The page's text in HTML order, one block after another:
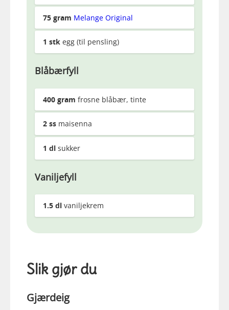
75 gram Melange Original
1 stk egg (til pensling)
Blåbærfyll
400 gram frosne blåbær, tinte
2 ss maisenna
1 dl sukker
Vaniljefyll
1.5 dl vaniljekrem
Slik gjør du
Gjærdeig